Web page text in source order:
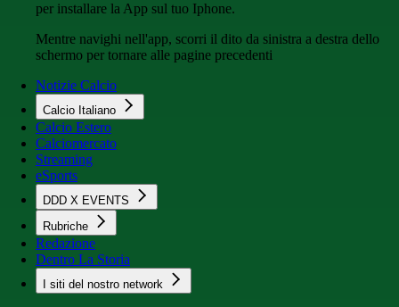
per installare la App sul tuo Iphone.
Mentre navighi nell'app, scorri il dito da sinistra a destra dello
schermo per tornare alle pagine precedenti
Notizie Calcio
Calcio Italiano
Calcio Estero
Calciomercato
Streaming
eSports
DDD X EVENTS
Rubriche
Redazione
Dentro La Storia
I siti del nostro network